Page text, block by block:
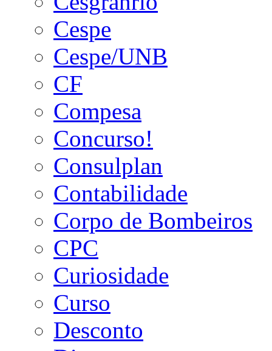
Cespe
Cespe/UNB
CF
Compesa
Concurso!
Consulplan
Contabilidade
Corpo de Bombeiros
CPC
Curiosidade
Curso
Desconto